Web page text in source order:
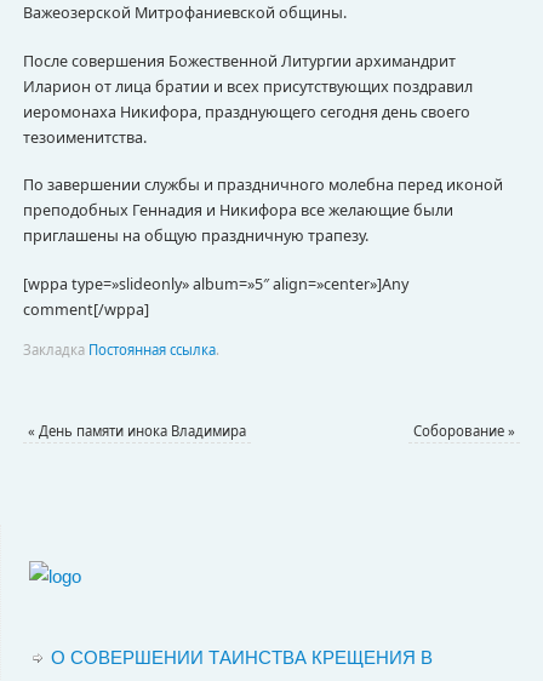
Важеозерской Митрофаниевской общины.
После совершения Божественной Литургии архимандрит
Иларион от лица братии и всех присутствующих поздравил
иеромонаха Никифора, празднующего сегодня день своего
тезоименитства.
По завершении службы и праздничного молебна перед иконой
преподобных Геннадия и Никифора все желающие были
приглашены на общую праздничную трапезу.
[wppa type=»slideonly» album=»5″ align=»center»]Any
comment[/wppa]
Закладка Постоянная ссылка.
« День памяти инока Владимира Соборование»
О СОВЕРШЕНИИ ТАИНСТВА КРЕЩЕНИЯ В